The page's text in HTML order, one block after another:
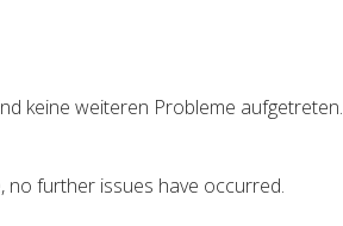
keine weiteren Probleme aufgetreten.
no further issues have occurred.